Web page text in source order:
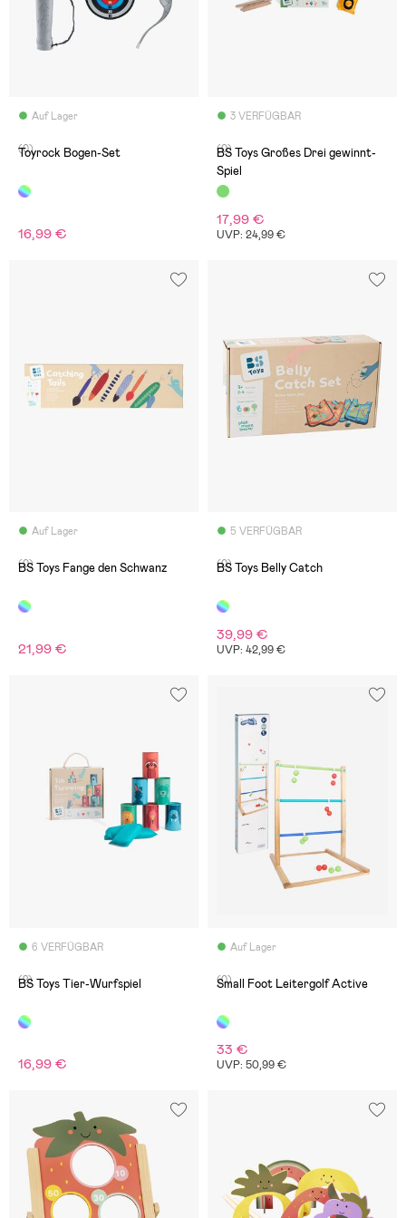
Auf Lager
(0)
Toyrock Bogen-Set
16,99 €
3 VERFÜGBAR
(0)
BS Toys Großes Drei gewinnt-
Spiel
17,99 €
UVP: 24,99 €
Auf Lager
(0)
BS Toys Fange den Schwanz
21,99 €
5 VERFÜGBAR
(0)
BS Toys Belly Catch
39,99 €
UVP: 42,99 €
6 VERFÜGBAR
(2)
BS Toys Tier-Wurfspiel
16,99 €
Auf Lager
(0)
Small Foot Leitergolf Active
33 €
UVP: 50,99 €